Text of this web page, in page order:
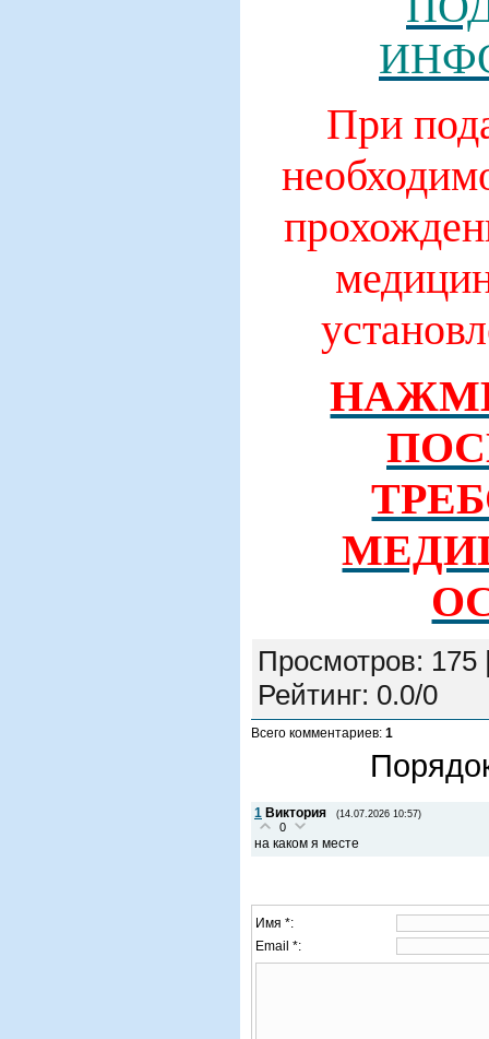
При
Просмотров: 175
Рейтинг: 0.0/0
Всего комментариев: 1
1 Виктория (14.07.2026 10:57)
0
на каком я месте
Имя *:
Email *: